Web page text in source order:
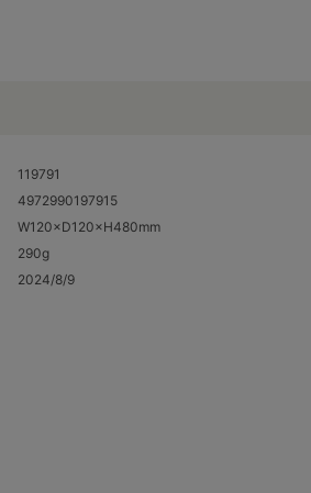
119791
4972990197915
W120×D120×H480mm
290g
2024/8/9